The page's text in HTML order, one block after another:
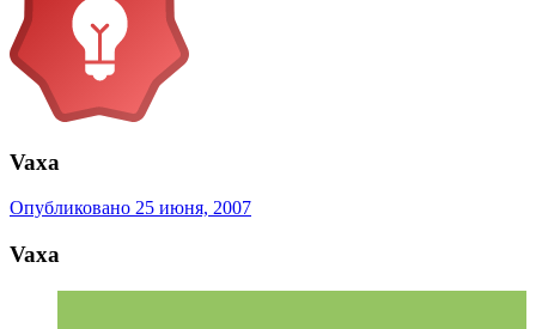
Vaxa
Опубликовано 25 июня, 2007
Vaxa